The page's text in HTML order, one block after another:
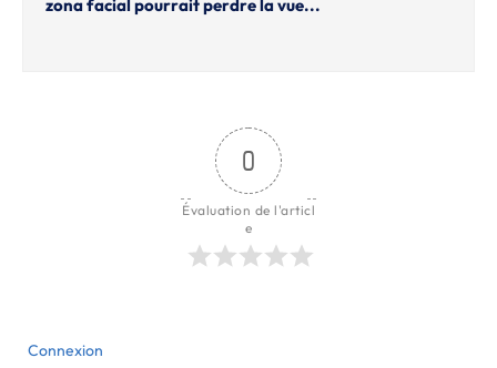
zona facial pourrait perdre la vue...
0
Évaluation de l'articl
e
Connexion